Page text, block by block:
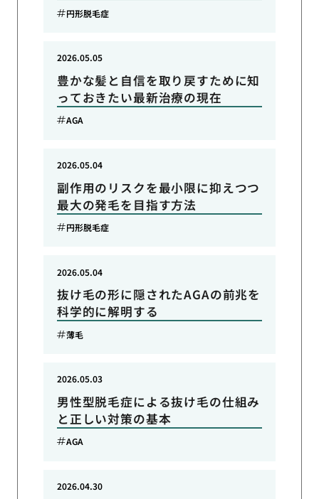
円形脱毛症
豊かな髪と自信を取り戻すために知
っておきたい最新治療の現在
2026.05.05
AGA
副作用のリスクを最小限に抑えつつ
最大の発毛を目指す方法
2026.05.04
円形脱毛症
抜け毛の形に隠されたAGAの前兆を
科学的に解明する
2026.05.04
薄毛
男性型脱毛症による抜け毛の仕組み
と正しい対策の基本
2026.05.03
AGA
2026.04.30